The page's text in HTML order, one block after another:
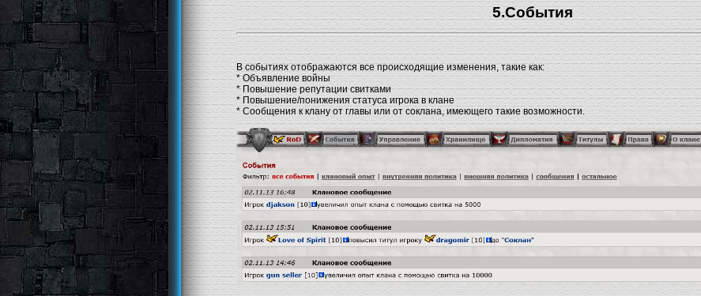
5.События
В событиях отображаются все происходящие изменения, такие как:
* Объявление войны
* Повышение репутации свитками
* Повышение/понижения статуса игрока в клане
* Сообщения к клану от главы или от соклана, имеющего такие возможности.